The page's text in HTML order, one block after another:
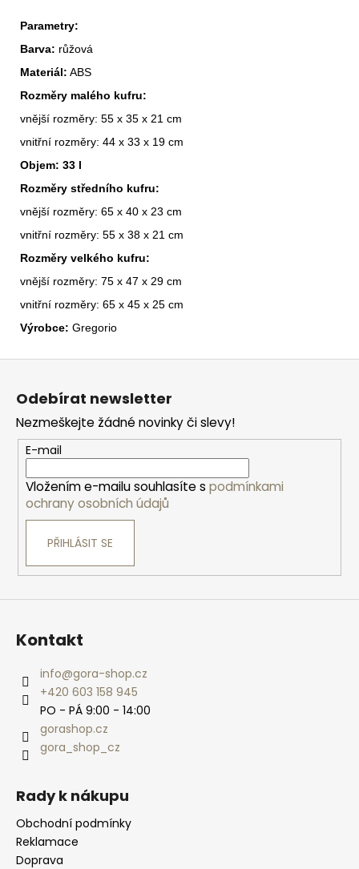
Parametry:
Barva: růžová
Materiál: ABS
Rozměry malého kufru:
vnější rozměry: 55 x 35 x 21 cm
vnitřní rozměry: 44 x 33 x 19 cm
Objem: 33 l
Rozměry středního kufru:
vnější rozměry: 65 x 40 x 23 cm
vnitřní rozměry: 55 x 38 x 21 cm
Rozměry velkého kufru:
vnější rozměry: 75 x 47 x 29 cm
vnitřní rozměry: 65 x 45 x 25 cm
Výrobce: Gregorio
Z
Odebírat newsletter
Nezmeškejte žádné novinky či slevy!
E-mail
Vložením e-mailu souhlasíte s podmínkami
ochrany osobních údajů
PŘIHLÁSIT SE
Kontakt
info@gora-shop.cz
+420 603 158 945
PO - PÁ 9:00 - 14:00
gorashop.cz
gora_shop_cz
Rady k nákupu
Obchodní podmínky
Reklamace
Doprava